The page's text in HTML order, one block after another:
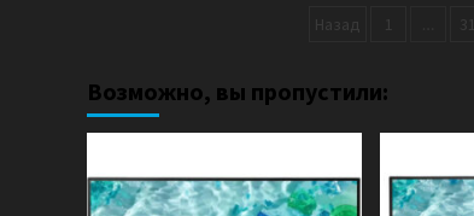
1M-
1037
Пагинация
Назад 1 31
Возможно, вы пропустили: